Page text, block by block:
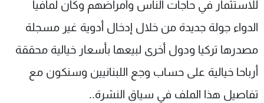
للاستثمار في حاجات الناس وأمراضهم وكان لمافيا
الدواء جولة جديدة من خلال إدخال أدوية غير مسجلة
مصدرها تركيا ودول أخرى لبيعها بأسعار خيالية محققة
أرباحا خيالية على حساب وجع اللبنانيين وسنكون مع
تفاصيل هذا الملف في سياق النشرة..